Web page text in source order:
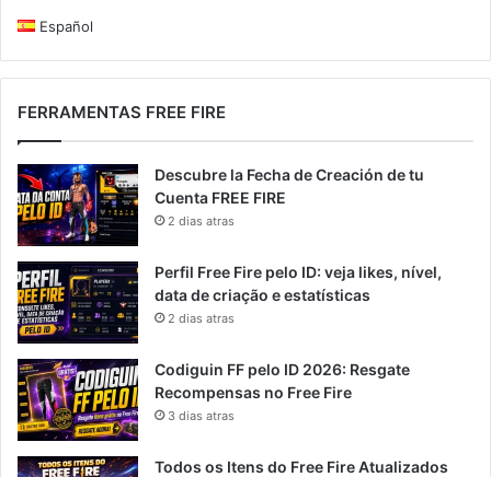
Español
FERRAMENTAS FREE FIRE
Descubre la Fecha de Creación de tu
Cuenta FREE FIRE
2 dias atras
Perfil Free Fire pelo ID: veja likes, nível,
data de criação e estatísticas
2 dias atras
Codiguin FF pelo ID 2026: Resgate
Recompensas no Free Fire
3 dias atras
Todos os Itens do Free Fire Atualizados